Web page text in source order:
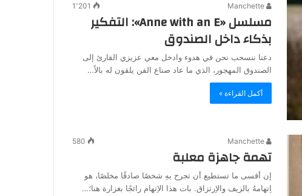
1٬201
مسلسل «Anne with an E»: التفكير
بذكاء داخل الصندوق
دعنا ننسحب نحن في هدوء وادخل معي عزيزي القارئ إلى
الصندوق المهجور، الذي ما عاد صناع الفن يلقون له بالاً…
أكمل القراءة »
580
تهمة جاهزة معلبة
إن أقسى ما تستطيع أن تجرح بهِ شخصًا صادقًا مخلصًا، هو
اِتهامهُ بالزيف والاِرتزاق. بات هذا الاِتهام رائجًا بغزارة هنا؛…